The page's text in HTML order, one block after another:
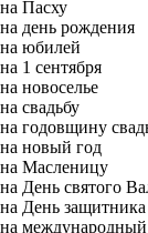
Пасху
день рождения
юбилей
1 сентября
новоселье
свадьбу
годовщину
новый год
Масленицу
День святого
День защитника